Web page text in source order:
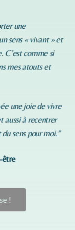
une
sens « vivant » et
C’est comme si
mes atouts et
une joie de vivre
aussi à recentrer
sens pour moi.”
être
!